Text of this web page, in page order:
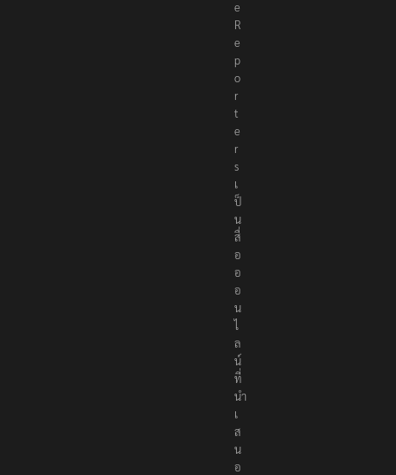
h
e
R
e
p
o
r
t
e
r
s
เ
ป็
น
สื่
อ
อ
อ
น
ไ
ล
น์
ที่
นำ
เ
ส
น